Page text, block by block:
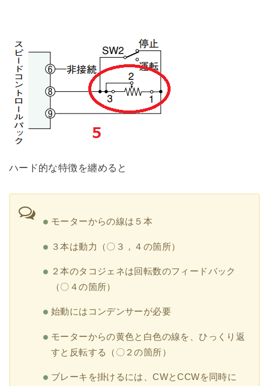
ハード的な特徴を纏めると
モーターからの線は５本
３本は動力（〇３，４の箇所）
２本のタコジェネは回転数のフィードバック
（〇４の箇所）
始動にはコンデンサーが必要
モーターからの黄色と白色の線を、ひっくり返
すと反転する（〇２の箇所）
ブレーキを掛けるには、CWとCCWを同時に